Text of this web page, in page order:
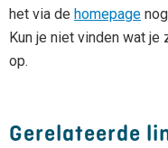
het via de homepage
Kun je niet vinden wat je
op.
Gerelateerde